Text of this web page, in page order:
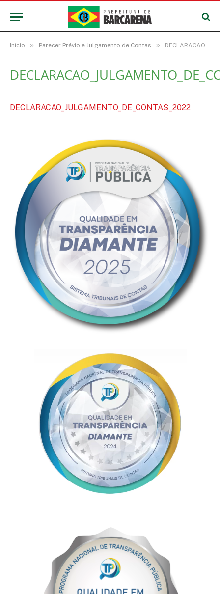
Início » Parecer Prévio e Julgamento de Contas » DECLARACAO_JULGAMENTO_DE_CONTAS_2022
DECLARACAO_JULGAMENTO_DE_CONTAS_2022